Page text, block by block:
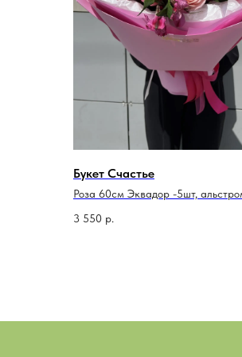
Букет Счастье
Роза 60см Эквадор -5шт,
упаковка
3 550 р.